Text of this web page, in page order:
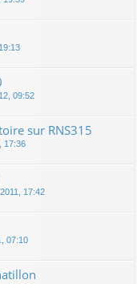
09:52
sur RNS315
17:36
17:42
07:10